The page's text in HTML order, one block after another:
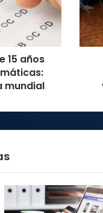
15 años
mundial
Salud
inicia
nueva